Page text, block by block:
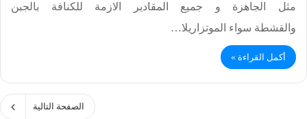
مثل الجاهزة و جميع المقادير الازمة للكنافة بالجبن
والقشطة سواء الموتزاريلا…
أكمل القراءة »
الصفحة التالية